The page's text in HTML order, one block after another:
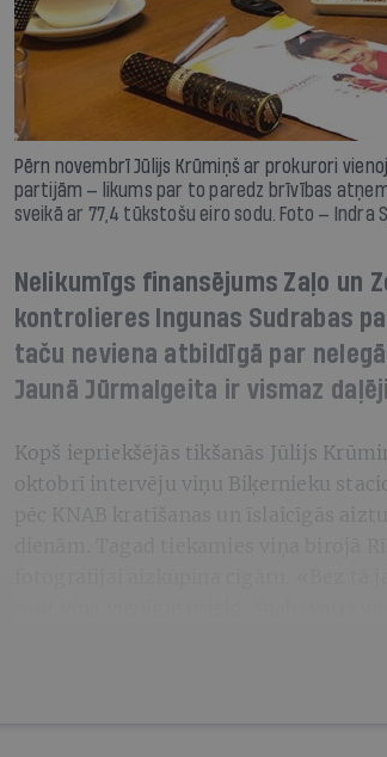
Pērn novembrī Jūlijs Krūmiņš ar prokurori
partijām — likums par to paredz brīvības
sveikā ar 77,4 tūkstošu eiro sodu. Foto — Indra
Nelikumīgs finansējums Zaļo un
kontrolieres Ingunas Sudrabas
taču neviena atbildīgā par
Jaunā Jūrmalgeita ir vismaz
Kopš iepriekšējās tikšanās Jūlijs
oktobrī intervēju viņu Biķernieku
pēc KNAB kratīšanas un īslaicīgās